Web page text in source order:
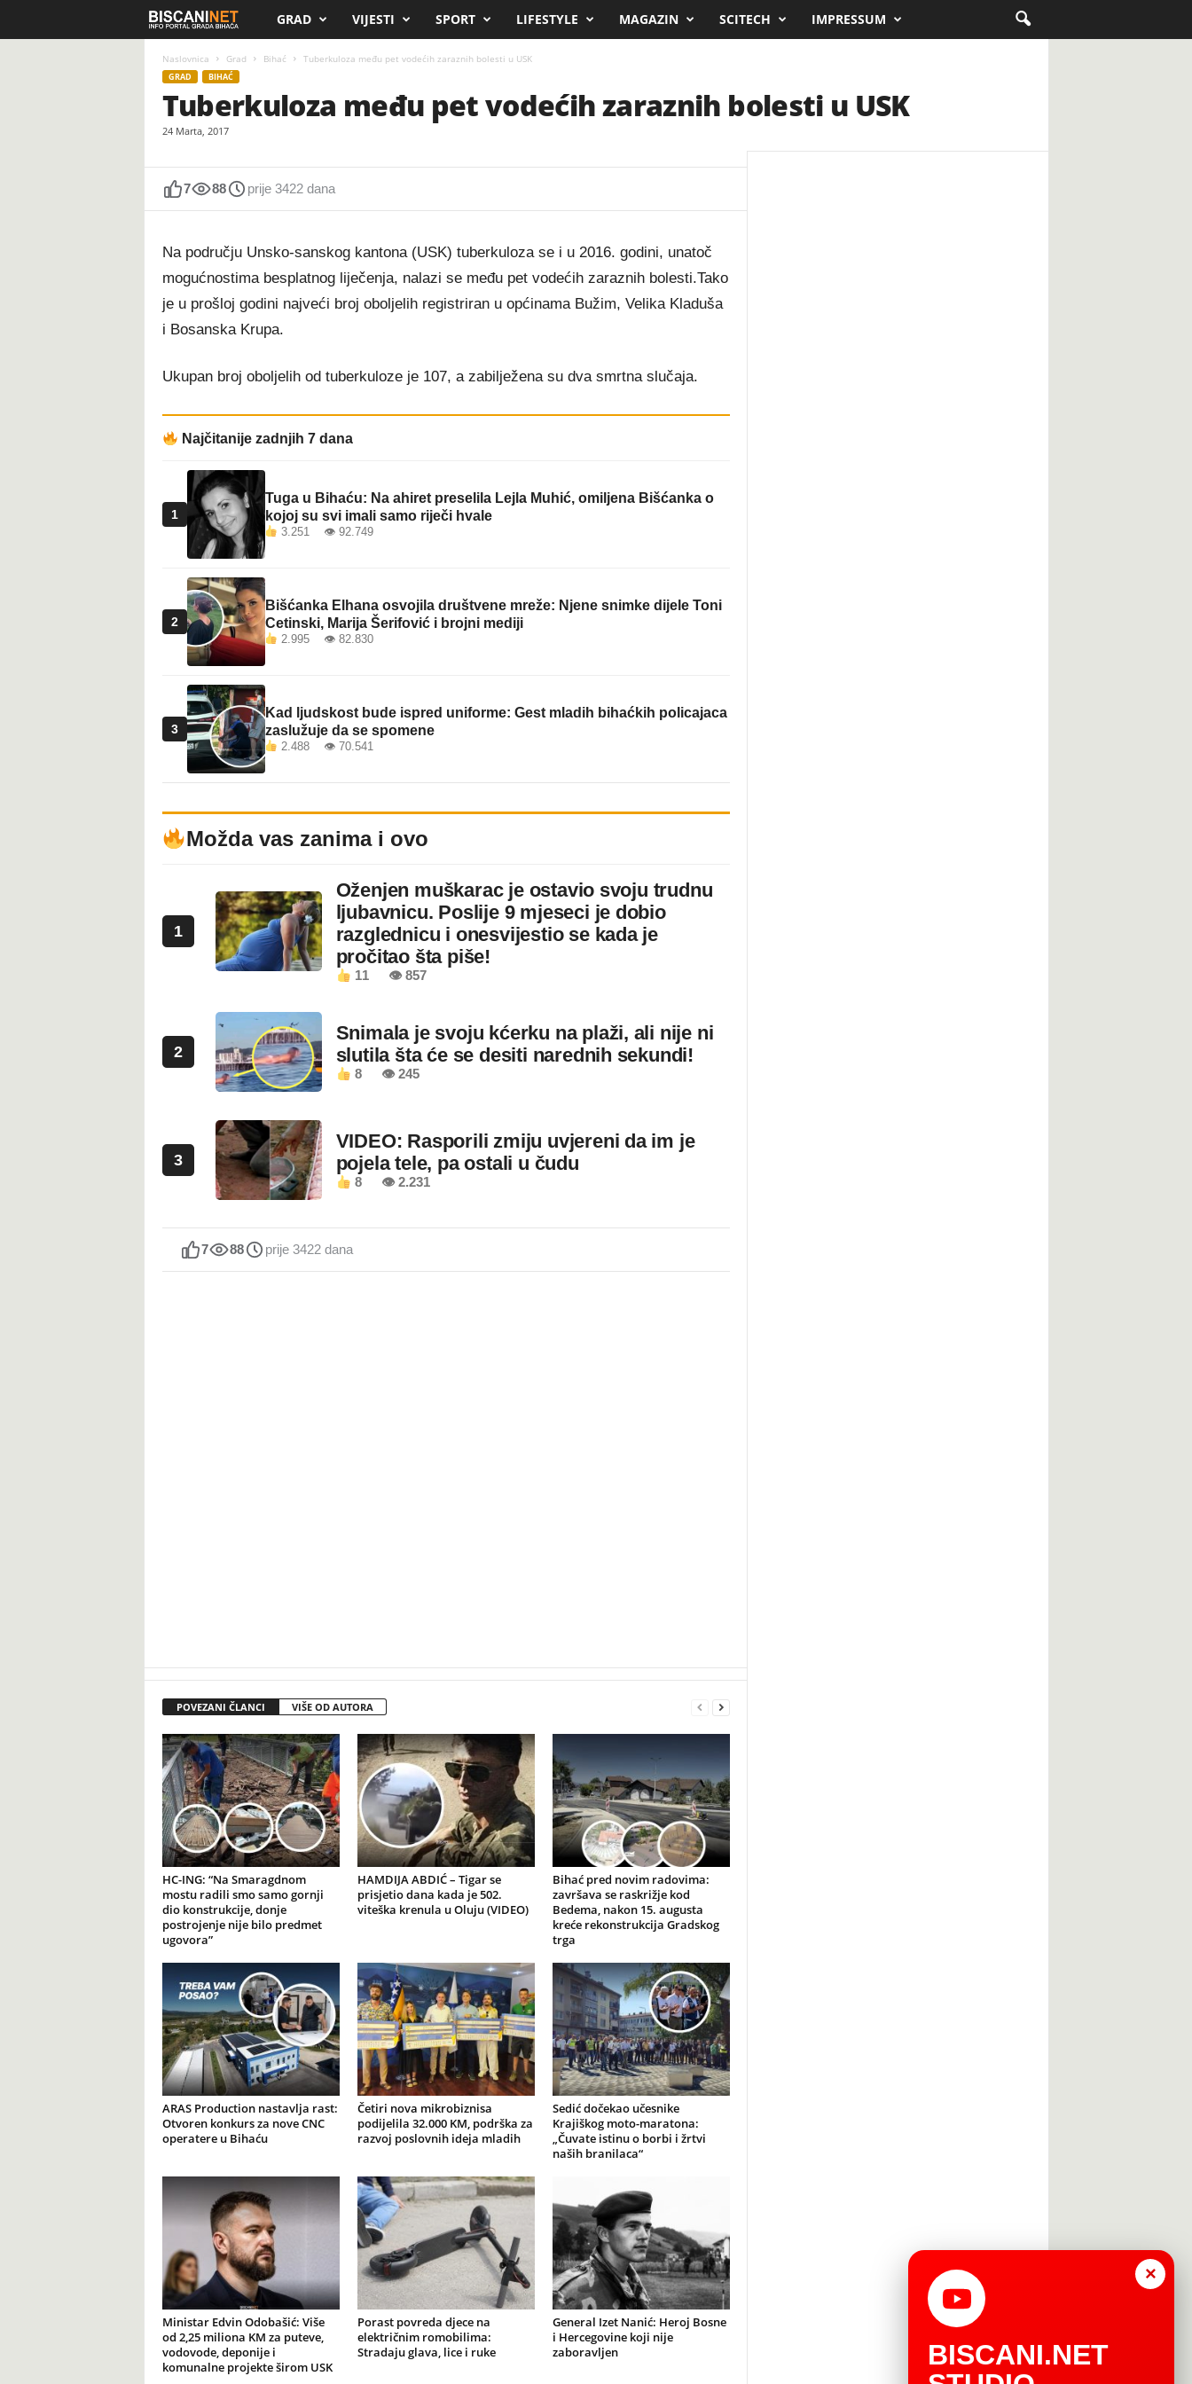
i
n
i
n
GRAD VIJESTI SPORT LIFESTYLE MAGAZIN SCITECH IMPRESSUM
Naslovnica Grad Bihać Tuberkuloza među pet vodećih zaraznih bolesti u USK
GRAD BIHAĆ
Tuberkuloza među pet vodećih zaraznih bolesti u USK
24 Marta, 2017
7 88 prije 3422 dana
Na području Unsko-sanskog kantona (USK) tuberkuloza se i u 2016. godini, unatoč
mogućnostima besplatnog liječenja, nalazi se među pet vodećih zaraznih bolesti.Tako
je u prošloj godini najveći broj oboljelih registriran u općinama Bužim, Velika Kladuša
i Bosanska Krupa.
Ukupan broj oboljelih od tuberkuloze je 107, a zabilježena su dva smrtna slučaja.
Najčitanije zadnjih 7 dana
1
Tuga u Bihaću: Na ahiret preselila Lejla Muhić, omiljena Bišćanka o
kojoj su svi imali samo riječi hvale
3.251 👁 92.749
2
Bišćanka Elhana osvojila društvene mreže: Njene snimke dijele Toni
Cetinski, Marija Šerifović i brojni mediji
2.995 👁 82.830
3
Kad ljudskost bude ispred uniforme: Gest mladih bihaćkih policajaca
zaslužuje da se spomene
2.488 👁 70.541
Možda vas zanima i ovo
1
Oženjen muškarac je ostavio svoju trudnu
ljubavnicu. Poslije 9 mjeseci je dobio
razglednicu i onesvijestio se kada je
pročitao šta piše!
11 👁 857
2
Snimala je svoju kćerku na plaži, ali nije ni
slutila šta će se desiti narednih sekundi!
8 👁 245
3
VIDEO: Rasporili zmiju uvjereni da im je
pojela tele, pa ostali u čudu
8 👁 2.231
7 88 prije 3422 dana
POVEZANI ČLANCI VIŠE OD AUTORA
HC-ING: “Na Smaragdnom
mostu radili smo samo gornji
dio konstrukcije, donje
postrojenje nije bilo predmet
ugovora”
HAMDIJA ABDIĆ – Tigar se
prisjetio dana kada je 502.
viteška krenula u Oluju (VIDEO)
Bihać pred novim radovima:
završava se raskrižje kod
Bedema, nakon 15. augusta
kreće rekonstrukcija Gradskog
trga
ARAS Production nastavlja rast:
Otvoren konkurs za nove CNC
operatere u Bihaću
Četiri nova mikrobiznisa
podijelila 32.000 KM, podrška za
razvoj poslovnih ideja mladih
Sedić dočekao učesnike
Krajiškog moto-maratona:
„Čuvate istinu o borbi i žrtvi
naših branilaca“
Ministar Edvin Odobašić: Više
od 2,25 miliona KM za puteve,
vodovode, deponije i
komunalne projekte širom USK
Porast povreda djece na
električnim romobilima:
Stradaju glava, lice i ruke
General Izet Nanić: Heroj Bosne
i Hercegovine koji nije
zaboravljen
×
BISCANI.NET